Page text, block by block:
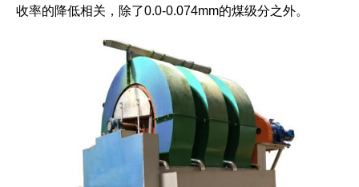
收率的降低相关，除了0.0-0.074mm的煤级分之外。